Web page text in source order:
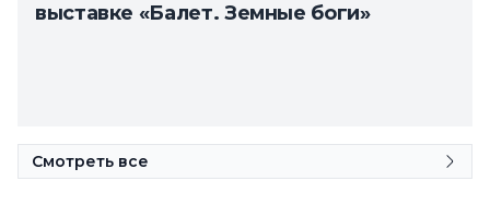
выставке «Балет. Земные боги»
Смотреть все